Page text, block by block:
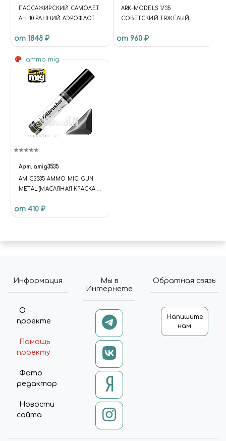
ПАССАЖИРСКИЙ САМОЛЕТ
АН-10 РАННИЙ АЭРОФЛОТ
от 1848 ₽
ARK-MODELS 1/35
СОВЕТСКИЙ ТЯЖЁЛЫЙ
ГОДА, РАННЯЯ ВЕРСИЯ
от 960 ₽
ammo mig
Арт. amig3535
AMIG3535 AMMO MIG GUN
METAL (МАСЛЯНАЯ КРАСКА С
АППЛИКАТОРОМ) /
ОРУЖЕЙНЫЙ МЕТАЛЛ
от 410 ₽
Информация
О
проекте
Помощь
проекту
Фото
редактор
Новости
сайта
Мы в
Интернете
Обратная связь
Напишите
нам